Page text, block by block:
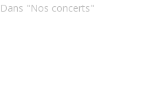
Dans "Nos concerts"